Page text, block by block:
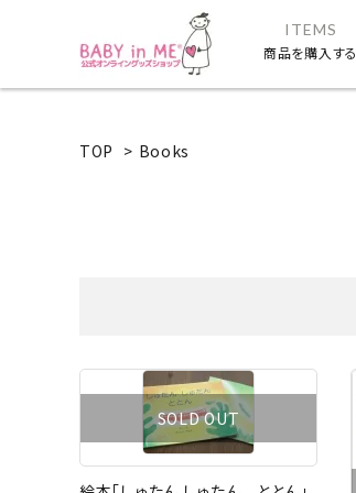
ITEMS
商品を購入する
TOP > Books
SOLD OUT